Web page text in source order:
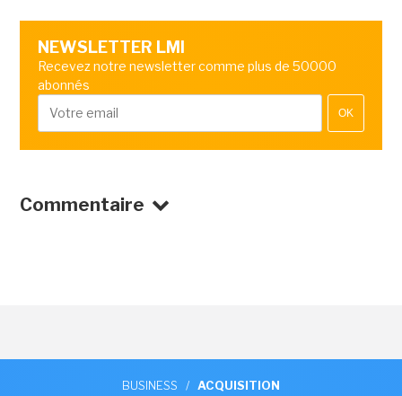
NEWSLETTER LMI
Recevez notre newsletter comme plus de 50000
abonnés
OK
Commentaire
BUSINESS / ACQUISITION